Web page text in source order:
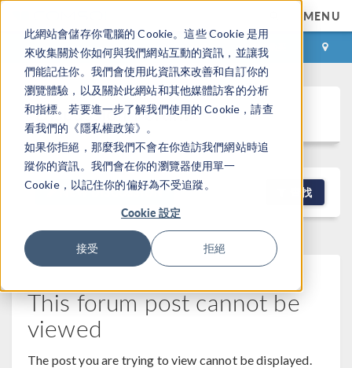
此網站會儲存你電腦的 Cookie。這些 Cookie 是用
來收集關於你如何與我們網站互動的資訊，並讓我
們能記住你。我們會使用此資訊來改善和自訂你的
瀏覽體驗，以及關於此網站和其他媒體訪客的分析
和指標。若要進一步了解我們使用的 Cookie，請查
看我們的《隱私權政策》。
如果你拒絕，那麼我們不會在你造訪我們網站時追
蹤你的資訊。我們會在你的瀏覽器使用單一
Cookie，以記住你的偏好為不受追蹤。
Cookie 設定
接受 拒絕
MENU
登录 咨询与购买
Discussion Forum
NEW DISCUSSION 查找
This forum post cannot be
viewed
The post you are trying to view cannot be displayed.